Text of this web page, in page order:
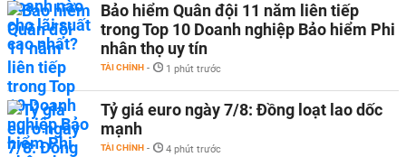
Bảo hiểm Quân đội 11 năm liên tiếp
trong Top 10 Doanh nghiệp Bảo hiểm Phi
nhân thọ uy tín
TÀI CHÍNH - 1 phút trước
Tỷ giá euro ngày 7/8: Đồng loạt lao dốc
mạnh
TÀI CHÍNH - 4 phút trước